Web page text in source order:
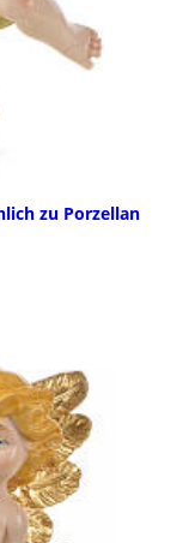
zu Porzellan